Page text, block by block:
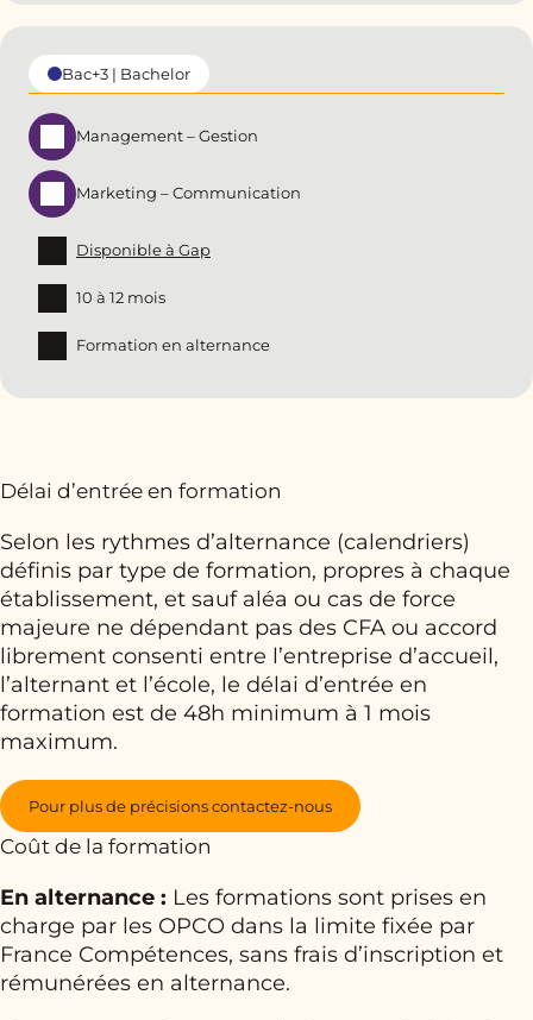
Bac+3 | Bachelor
Management – Gestion
Marketing – Communication
Disponible à Gap
10 à 12 mois
Formation en alternance
Délai d’entrée en formation
Selon les rythmes d’alternance (calendriers)
définis par type de formation, propres à chaque
établissement, et sauf aléa ou cas de force
majeure ne dépendant pas des CFA ou accord
librement consenti entre l’entreprise d’accueil,
l’alternant et l’école, le délai d’entrée en
formation est de 48h minimum à 1 mois
maximum.
Pour plus de précisions contactez-nous
Coût de la formation
En alternance : Les formations sont prises en
charge par les OPCO dans la limite fixée par
France Compétences, sans frais d’inscription et
rémunérées en alternance.